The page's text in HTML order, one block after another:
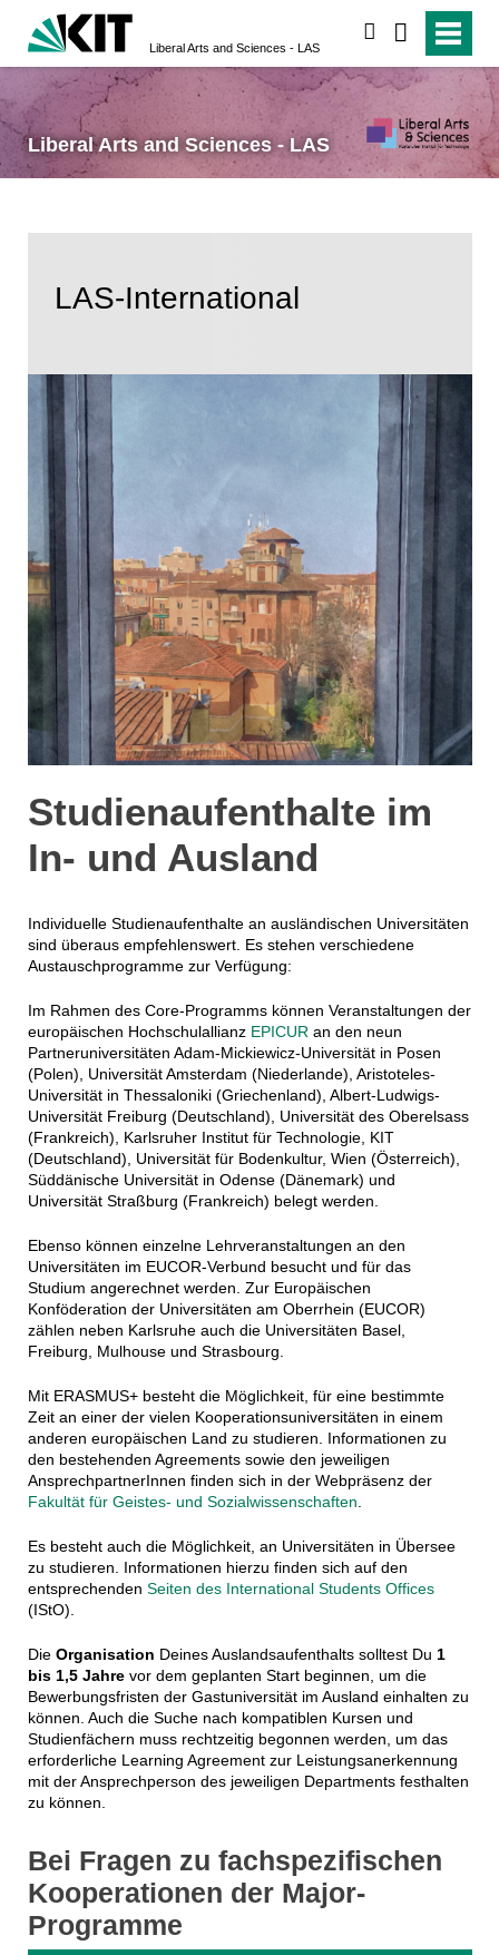
Liberal Arts and Sciences - LAS
Liberal Arts and Sciences - LAS
LAS-International
Studienaufenthalte im
In- und Ausland
Individuelle Studienaufenthalte an ausländischen Universitäten
sind überaus empfehlenswert. Es stehen verschiedene
Austauschprogramme zur Verfügung:
Im Rahmen des Core-Programms können Veranstaltungen der
europäischen Hochschulallianz EPICUR an den neun
Partneruniversitäten Adam-Mickiewicz-Universität in Posen
(Polen), Universität Amsterdam (Niederlande), Aristoteles-
Universität in Thessaloniki (Griechenland), Albert-Ludwigs-
Universität Freiburg (Deutschland), Universität des Oberelsass
(Frankreich), Karlsruher Institut für Technologie, KIT
(Deutschland), Universität für Bodenkultur, Wien (Österreich),
Süddänische Universität in Odense (Dänemark) und
Universität Straßburg (Frankreich) belegt werden.
Ebenso können einzelne Lehrveranstaltungen an den
Universitäten im EUCOR-Verbund besucht und für das
Studium angerechnet werden. Zur Europäischen
Konföderation der Universitäten am Oberrhein (EUCOR)
zählen neben Karlsruhe auch die Universitäten Basel,
Freiburg, Mulhouse und Strasbourg.
Mit ERASMUS+ besteht die Möglichkeit, für eine bestimmte
Zeit an einer der vielen Kooperationsuniversitäten in einem
anderen europäischen Land zu studieren. Informationen zu
den bestehenden Agreements sowie den jeweiligen
AnsprechpartnerInnen finden sich in der Webpräsenz der
Fakultät für Geistes- und Sozialwissenschaften
Es besteht auch die Möglichkeit, an Universitäten in Übersee
zu studieren. Informationen hierzu finden sich auf den
entsprechenden Seiten des International Students Offices
(IStO).
Die Organisation Deines Auslandsaufenthalts solltest Du 1
bis 1,5 Jahrevor dem geplanten Start beginnen, um die
Bewerbungsfristen der Gastuniversität im Ausland einhalten zu
können. Auch die Suche nach kompatiblen Kursen und
Studienfächern muss rechtzeitig begonnen werden, um das
erforderliche Learning Agreement zur Leistungsanerkennung
mit der Ansprechperson des jeweiligen Departments festhalten
zu können.
Bei Fragen zu fachspezifischen
Kooperationen der Major-
Programme